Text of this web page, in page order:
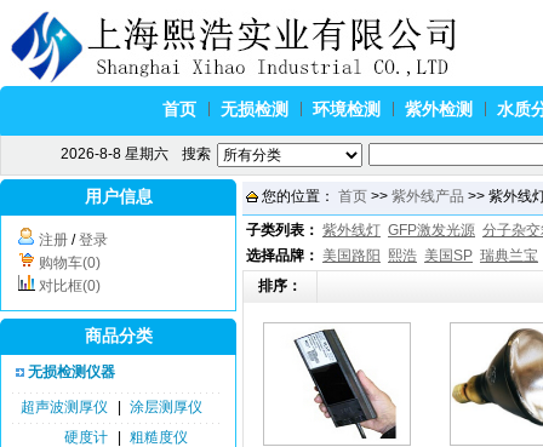
首页 无损检测 环境检测 紫外检测 水质
2026-8-8 星期六 搜索
用户信息
注册 /登录
购物车(0)
对比框(0)
商品分类
无损检测仪器
超声波测厚仪
涂层测厚仪
硬度计
粗糙度仪
您的位置： 首页 >> 紫外线产品 >> 紫外线
子类列表： 紫外线灯 GFP激发光源 分子杂
选择品牌： 美国路阳 熙浩 美国SP 瑞典兰宝
排序：